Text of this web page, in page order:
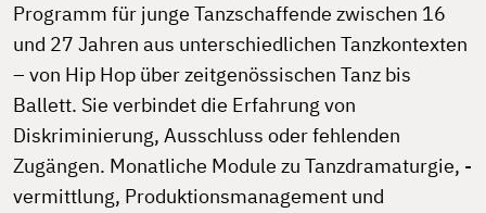
Programm für junge Tanzschaffende zwischen 16
und 27 Jahren aus unterschiedlichen Tanzkontexten
– von Hip Hop über zeitgenössischen Tanz bis
Ballett. Sie verbindet die Erfahrung von
Diskriminierung, Ausschluss oder fehlenden
Zugängen. Monatliche Module zu Tanzdramaturgie, -
vermittlung, Produktionsmanagement und